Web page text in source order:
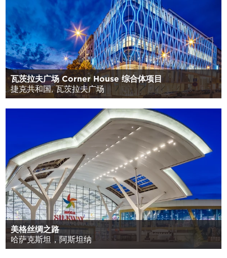
瓦茨拉夫广场 Corner House 综合体项目
捷克共和国, 瓦茨拉夫广场
美格丝绸之路
哈萨克斯坦，阿斯坦纳